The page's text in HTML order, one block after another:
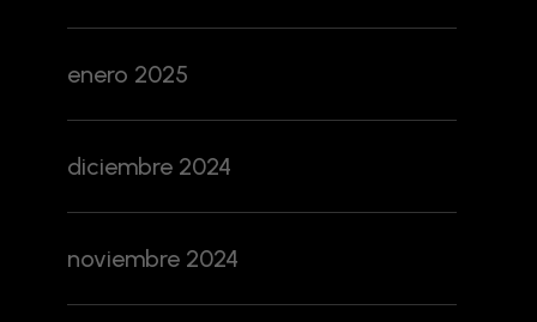
enero 2025
diciembre 2024
noviembre 2024